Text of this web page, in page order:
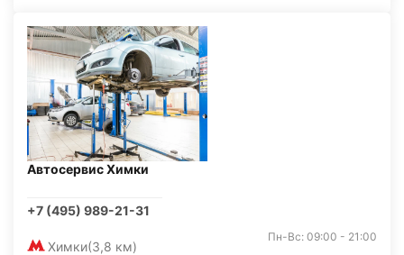
Автосервис Химки
+7 (495) 989-21-31
Химки(3,8 км)
Пн-Вс: 09:00 - 21:00